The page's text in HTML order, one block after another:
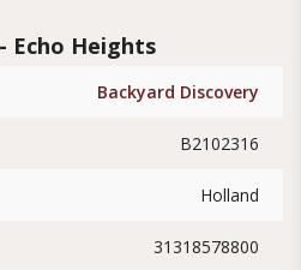
Echo Heights
Backyard Discovery
B2102316
Holland
31318578800